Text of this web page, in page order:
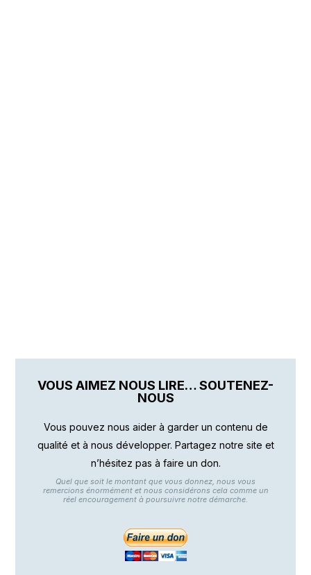
VOUS AIMEZ NOUS LIRE… SOUTENEZ-
NOUS
Vous pouvez nous aider à garder un contenu de
qualité et à nous développer. Partagez notre site et
n’hésitez pas à faire un don.
Quel que soit le montant que vous donnez, nous vous
remercions énormément et nous considérons cela comme un
réel encouragement à poursuivre notre démarche.